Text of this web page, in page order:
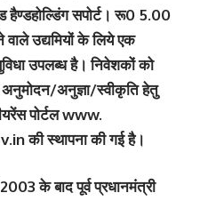
हैण्डहोल्डिंग सपोर्ट। रू0 5.00
उद्यमियों के लिये एक
उपलब्ध है। निवेशकों को
अनुमोदन/अनुज्ञा/स्वीकृति हेतु
पोर्टल www.
की स्थापना की गई है।
के बाद पूर्व प्रधानमंत्री